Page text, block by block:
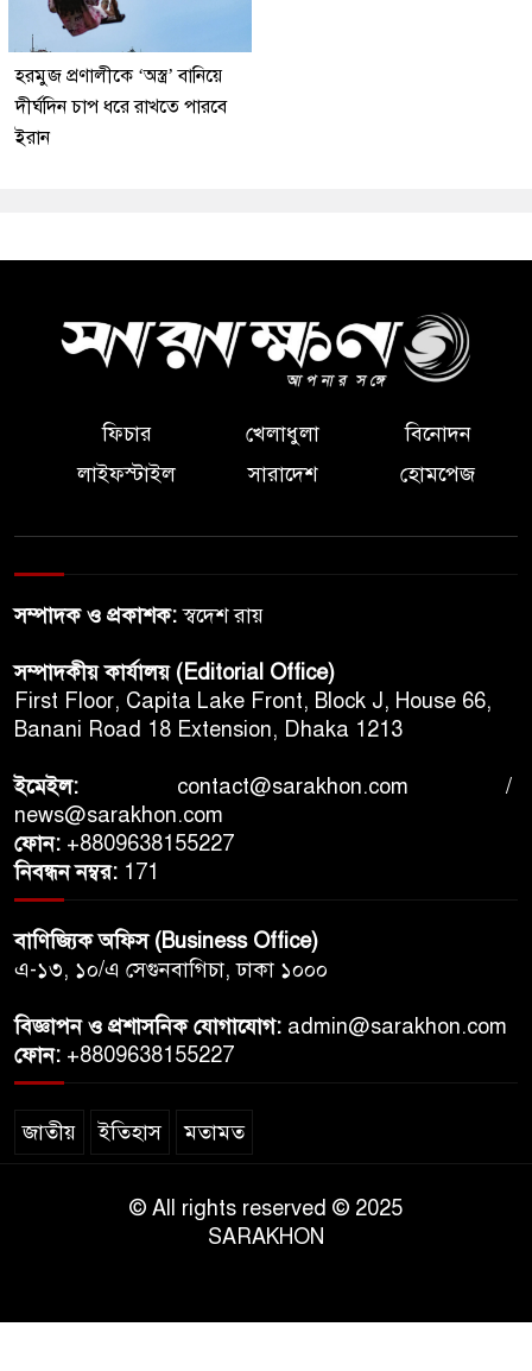
হরমুজ প্রণালীকে ‘অস্ত্র’ বানিয়ে
দীর্ঘদিন চাপ ধরে রাখতে পারবে
ইরান
ফিচার খেলাধুলা
বিনোদন
লাইফস্টাইল
সারাদেশ হোমপেজ
সম্পাদক ও প্রকাশক:স্বদেশ রায়
সম্পাদকীয় কার্যালয় (Editorial Office)
First Floor, Capita Lake Front, Block J, House 66,
Banani Road 18 Extension, Dhaka 1213
ইমেইল: contact@sarakhon.com /
news@sarakhon.com
ফোন: +8809638155227
নিবন্ধন নম্বর: 171
বাণিজ্যিক অফিস (Business Office)
এ-১৩, ১০/এ সেগুনবাগিচা, ঢাকা ১০০০
বিজ্ঞাপন ও প্রশাসনিক যোগাযোগ: admin@sarakhon.com
ফোন: +8809638155227
জাতীয় ইতিহাস মতামত
© All rights reserved © 2025
SARAKHON